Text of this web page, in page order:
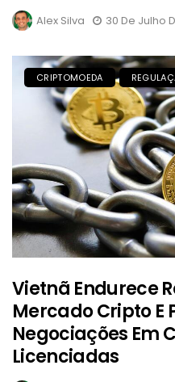
Alex Silva 30 De Julho
CRIPTOMOEDA
Vietnã Endurece
Mercado Cripto E
Negociações Em
Licenciadas